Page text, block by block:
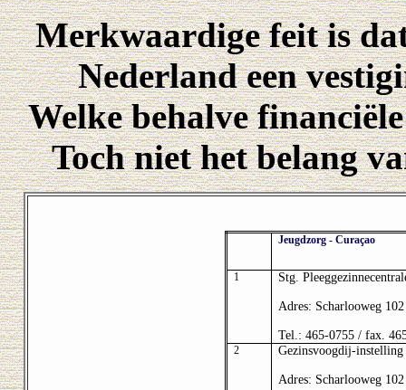
Merkwaardige feit is
Nederland een
Welke behalve
Toch niet het belang
Jeugdzorg - Curaçao
1 Stg.
Adres: Scharlooweg 102
Tel.: 465-0755 / fax.
2 Gezinsvoogdij-instelling
Adres: Scharlooweg 102